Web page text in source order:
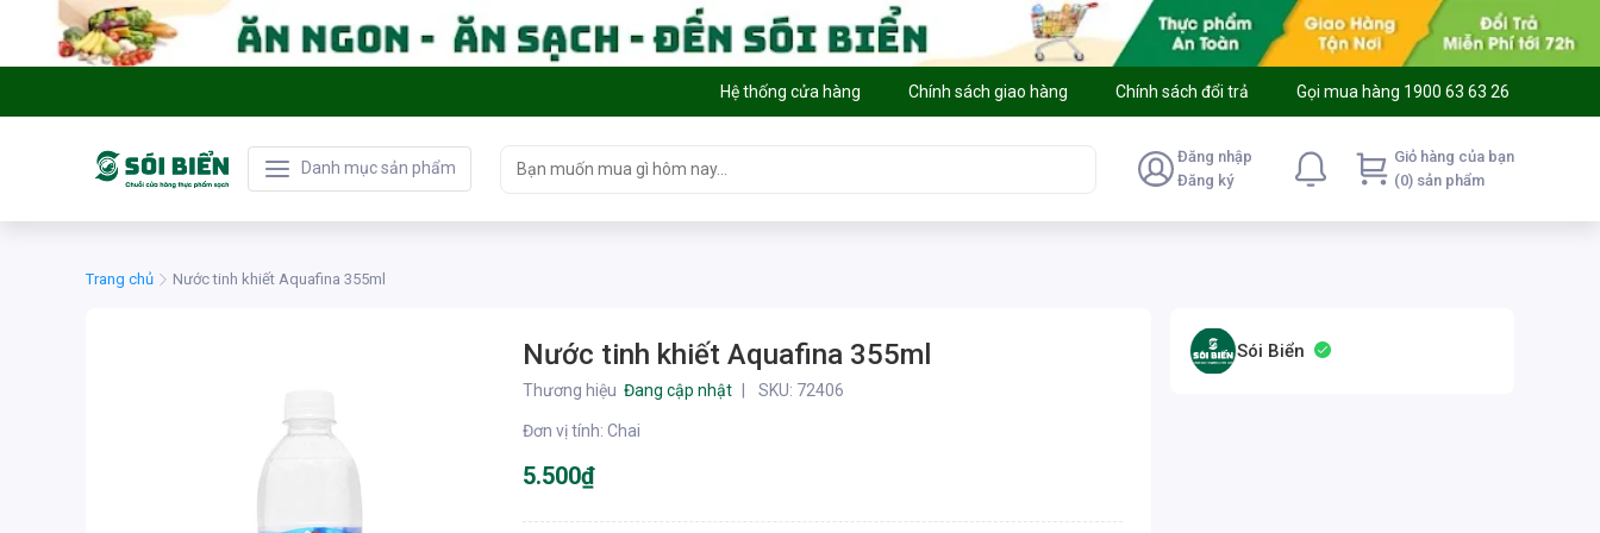
Hệ thống cửa hàng Chính sách giao hàng Chính sách đổi trả Gọi mua hàng 1900 63 63 26
Danh mục sản phẩm
Đăng nhập
Đăng ký
Giỏ hàng của bạn
(0) sản phẩm
Trang chủ Nước tinh khiết Aquafina 355ml
Nước tinh khiết Aquafina 355ml
Thương hiệu Đang cập nhật SKU: 72406
Đơn vị tính:Chai
5.500₫
Sói Biển